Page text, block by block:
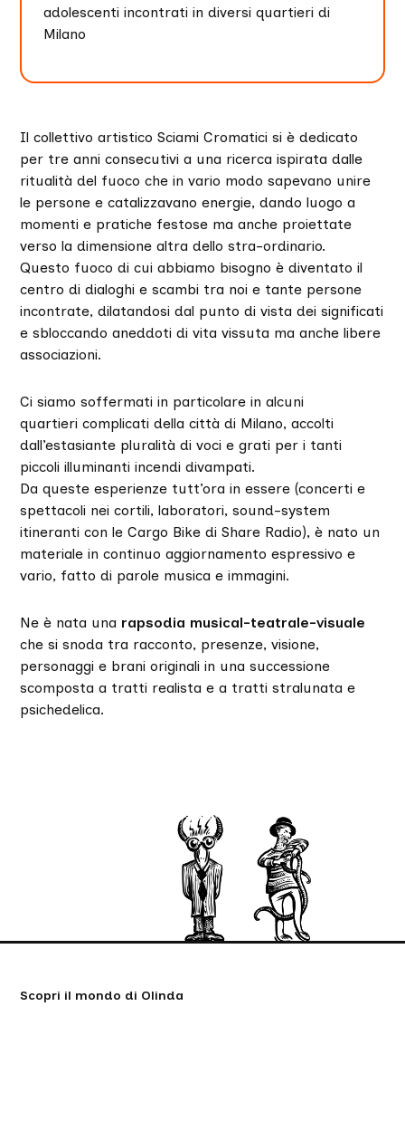
adolescenti incontrati in diversi quartieri di
Milano
Il collettivo artistico Sciami Cromatici si è dedicato
per tre anni consecutivi a una ricerca ispirata dalle
ritualità del fuoco che in vario modo sapevano unire
le persone e catalizzavano energie, dando luogo a
momenti e pratiche festose ma anche proiettate
verso la dimensione altra dello stra-ordinario.
Questo fuoco di cui abbiamo bisogno è diventato il
centro di dialoghi e scambi tra noi e tante persone
incontrate, dilatandosi dal punto di vista dei significati
e sbloccando aneddoti di vita vissuta ma anche libere
associazioni.
Ci siamo soffermati in particolare in alcuni
quartieri complicati della città di Milano, accolti
dall’estasiante pluralità di voci e grati per i tanti
piccoli illuminanti incendi divampati.
Da queste esperienze tutt’ora in essere (concerti e
spettacoli nei cortili, laboratori, sound-system
itineranti con le Cargo Bike di Share Radio), è nato un
materiale in continuo aggiornamento espressivo e
vario, fatto di parole musica e immagini.
Ne è nata una rapsodia musical-teatrale-visuale
che si snoda tra racconto, presenze, visione,
personaggi e brani originali in una successione
scomposta a tratti realista e a tratti stralunata e
psichedelica.
Scopri il mondo di Olinda